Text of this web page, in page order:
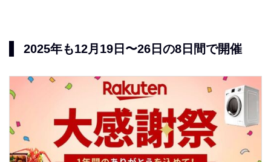
2025年も12月19日〜26日の8日間で開催